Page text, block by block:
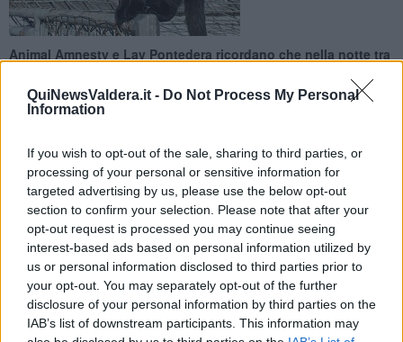
QuiNewsValdera.it - Do Not Process My Personal
Information
If you wish to opt-out of the sale, sharing to third parties, or
processing of your personal or sensitive information for
targeted advertising by us, please use the below opt-out
section to confirm your selection. Please note that after your
opt-out request is processed you may continue seeing
interest-based ads based on personal information utilized by
us or personal information disclosed to third parties prior to
your opt-out. You may separately opt-out of the further
disclosure of your personal information by third parties on the
IAB’s list of downstream participants. This information may
Animal Amnesty e Lav Pontedera ricordano che nella notte tra
numerosi felini
PONTEDERA —Tenete in casa i gatti neri, almeno fino al 2
novembre.
A lanciare l'appello per salvaguardare i felini neri nel
periodo di Halloweenè stata l'associazione Animal Amnesty
anche laLav Pontederaha aderito alla campagna di
sensibilizzazione: “E' una cosa risaputa che nelle notti che
precedono il 31 ottobre – spiegaAntonella Pandolfi,responsabile
Lav Pontedera - spariscono in tutta Italia molti gatti neri”.